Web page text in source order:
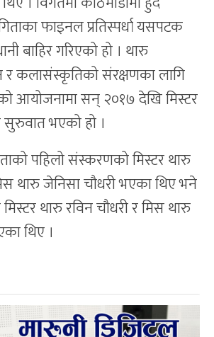
फाइनल प्रतिस्पर्धा यसपटक
बाहिर गरिएको हो । थारु
र कलासंस्कृतिको संरक्षणका लागि
आयोजनामा सन् २०१७ देखि मिस्टर
भएको हो ।
पहिलो संस्करणको मिस्टर थारु
थारु जेनिसा चौधरी भएका थिए भने
थारु रविन चौधरी र मिस थारु
थिए ।